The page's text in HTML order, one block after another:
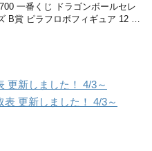
一番くじ ドラゴンボールセレ
B賞 ピラフロボフィギュア 12 …
更新しました！ 4/3～
更新しました！ 4/3～